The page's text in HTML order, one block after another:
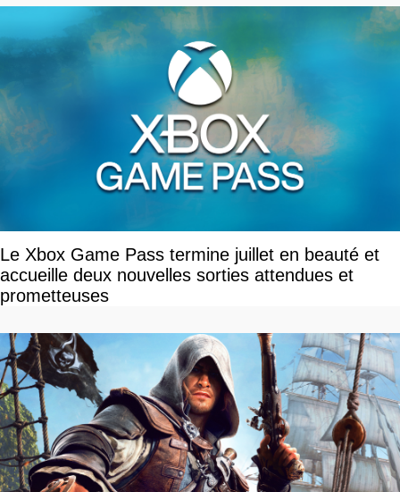
Le Xbox Game Pass termine juillet en beauté et
accueille deux nouvelles sorties attendues et
prometteuses